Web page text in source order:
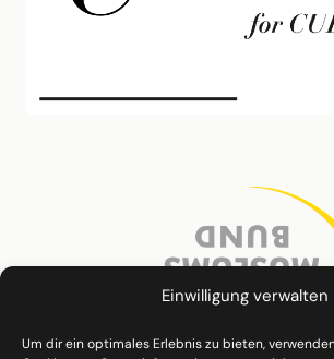
Einwilligung verwalten
Um dir ein optimales Erlebnis zu bieten,